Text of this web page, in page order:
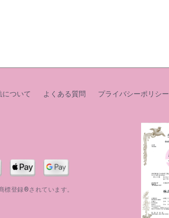
について よくある質問 プライバシーポリシー
標登録®されています。